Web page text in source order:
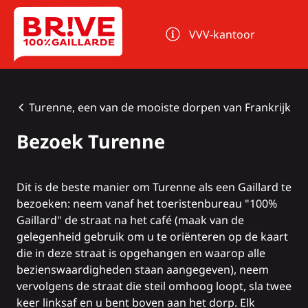
Cookies beheer paneel
VVV-kantoor
Turenne, een van de mooiste dorpen van Frankrijk
Bezoek Turenne
Dit is de beste manier om Turenneals een Gaillard te
bezoeken: neem vanaf het toeristenbureau "100%
Gaillard" de straat na het café (maak van de
gelegenheid gebruik om u te oriënteren op de kaart
die in deze straat is opgehangen en waarop alle
bezienswaardigheden staan aangegeven), neem
vervolgens de straat die steil omhoog loopt, sla twee
keer linksaf en u bent boven aan het dorp. Elk